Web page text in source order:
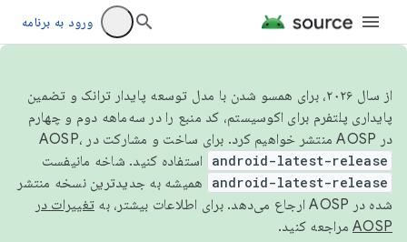
ورود به برنامه
از سال ۲۰۲۶، برای همسو شدن با مدل توسعه پایدار ترانک و تضمین
پایداری پلتفرم برای اکوسیستم، کد منبع را در سه‌ماهه دوم و چهارم
در AOSP منتشر خواهیم کرد. برای ساخت و مشارکت در AOSP،
android-latest-release استفاده کنید. شاخه مانیفست
android-latest-release
همیشه به جدیدترین نسخه منتشر
شده در AOSP ارجاع می‌دهد. برای اطلاعات بیشتر، به
تغییرات در
AOSP مراجعه کنید.